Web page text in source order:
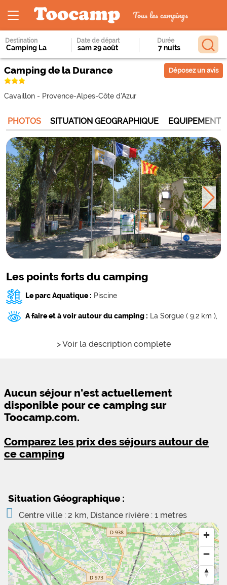
Tous les campings
Destination Date de départ Durée
Camping de la Durance
Cavaillon - Provence-Alpes-Côte d'Azur
Déposez un avis
PHOTOS SITUATION GEOGRAPHIQUE
Les points forts du camping
Le parc Aquatique : Piscine
A faire et à voir autour du camping : La Sorgue ( 9.2 km ),
> Voir la description complete
Aucun séjour n'est actuellement
disponible pour ce camping sur
Toocamp.com.
Comparez les prix des séjours autour de
ce camping
Situation Géographique :
Centre ville : 2 km, Distance rivière : 1 metres